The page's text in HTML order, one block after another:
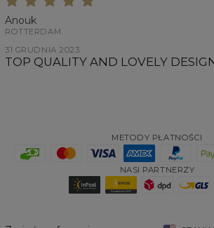
Anouk
ROTTERDAM
31 GRUDNIA 2023
TOP QUALITY AND LOVELY
METODY PŁATNOŚCI
NASI PARTNERZY